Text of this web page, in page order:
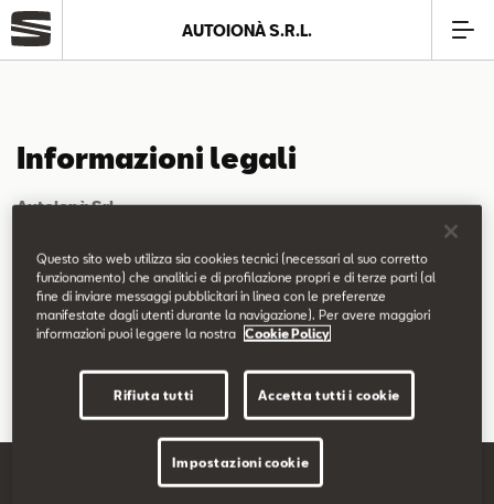
Modelli
Service
Business
SEAT Usato Certificato
AUTOIONÀ S.R.L.
Informazioni legali
Autoionà Srl
88046 Lamezia Terme (CZ)
Tel. 0968/22844 - 200224 Telefax 0968/25799
P.Iva - Reg. Impr. CZ: 02615220791 R.E.A. n. 171418
Questo sito web utilizza sia cookies tecnici (necessari al suo corretto
funzionamento) che analitici e di profilazione propri e di terze parti (al
fine di inviare messaggi pubblicitari in linea con le preferenze
manifestate dagli utenti durante la navigazione). Per avere maggiori
informazioni puoi leggere la nostra
Cookie Policy
Rifiuta tutti Accetta tutti i cookie
Impostazioni cookie